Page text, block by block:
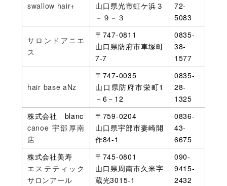
swallow hair+
山口県光市虹ケ浜３
－９－３
72-
5083
サロンドアニエ
ス
〒747-0811
山口県防府市車塚町
7-7
0835-
38-
1577
hair base aNz
〒747-0035
山口県防府市栄町1
－6－12
0835-
28-
1325
株式会社 blanc
canoe 宇部厚南
店
〒759-0204
山口県宇部市妻崎開
作84-1
0836-
43-
6675
株式会社美寿
エステティック
サロンアール
〒745-0801
山口県周南市久米字
蔵光3015-1
090-
9415-
2432